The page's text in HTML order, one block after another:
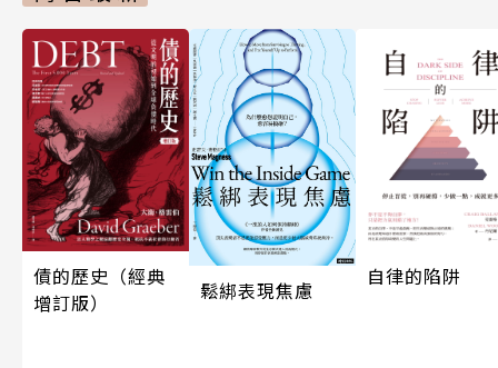
債的歷史（經典
增訂版）
鬆綁表現焦慮
自律的陷阱